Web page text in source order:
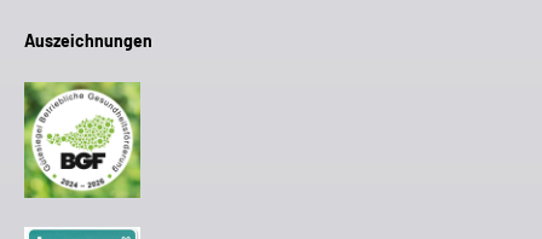
Auszeichnungen